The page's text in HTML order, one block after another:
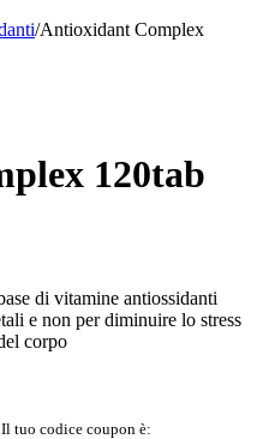
/Antioxidant Complex
120tab
di vitamine antiossidanti
e non per diminuire lo stress
corpo
Il tuo codice coupon è: